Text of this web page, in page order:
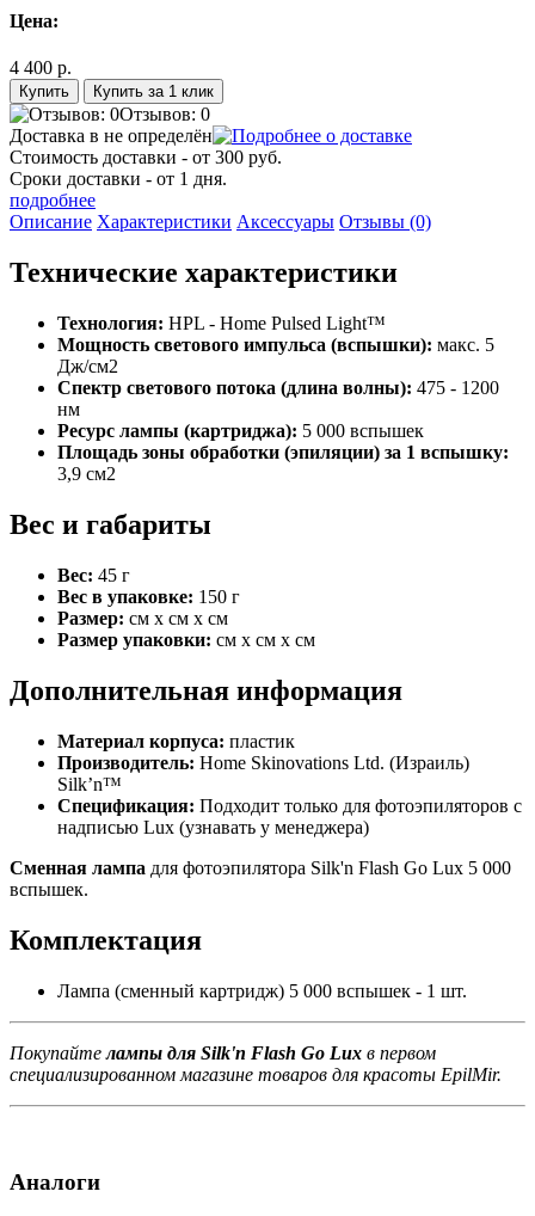
Цена:
4 400 р.
Купить за 1 клик
Отзывов: 0
Доставка в не определён
Стоимость доставки - от 300 руб.
Сроки доставки - от 1 дня.
подробнее
Описание Характеристики Аксессуары Отзывы (0)
Технические характеристики
Технология: HPL - Home Pulsed Light™
Мощность светового импульса (вспышки): макс. 5
Дж/см2
Спектр светового потока (длина волны): 475 - 1200
нм
Ресурс лампы (картриджа): 5 000 вспышек
Площадь зоны обработки (эпиляции) за 1 вспышку:
3,9 см2
Вес и габариты
Вес: 45 г
Вес в упаковке: 150 г
Размер: см х см х см
Размер упаковки: см х см х см
Дополнительная информация
Материал корпуса: пластик
Производитель: Home Skinovations Ltd. (Израиль)
Silk’n™
Спецификация: Подходит только для фотоэпиляторов с
надписью Lux (узнавать у менеджера)
Сменная лампа для фотоэпилятора Silk'n Flash Go Lux 5 000
вспышек.
Комплектация
Лампа (сменный картридж) 5 000 вспышек - 1 шт.
Покупайтелампы для Silk'n Flash Go Lux в первом
специализированном магазине товаров для красоты EpilMir.
Аналоги